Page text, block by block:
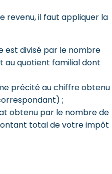
revenu, il faut appliquer la
est divisé par le nombre
quotient familial dont
précité au chiffre obtenu
;
obtenu par le nombre de
total de votre impôt